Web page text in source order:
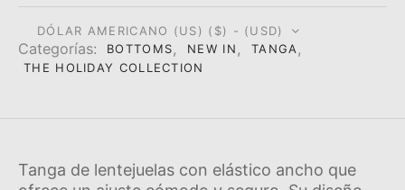
DÓLAR AMERICANO (US) ($) - (USD)
Categorí­as: BOTTOMS, NEW IN , TANGA,
THE HOLIDAY COLLECTION
Tanga de lentejuelas con elástico ancho que